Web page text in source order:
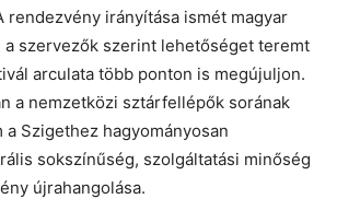
rendezvény irányítása ismét magyar
a szervezők szerint lehetőséget teremt
arculata több ponton is megújuljon.
a nemzetközi sztárfellépők sorának
Szigethez hagyományosan
sokszínűség, szolgáltatási minőség
újrahangolása.